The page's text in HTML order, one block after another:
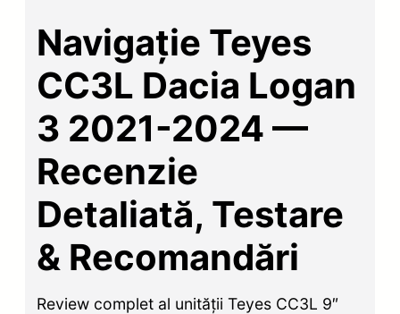
Navigație Teyes
CC3L Dacia Logan
3 2021-2024 —
Recenzie
Detaliată, Testare
& Recomandări
Review complet al unității Teyes CC3L 9″